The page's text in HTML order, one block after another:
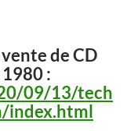
de CD
:
09/13/tech
index.html